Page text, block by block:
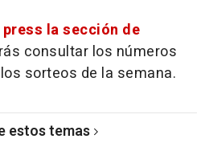
la sección de
consultar los números
sorteos de la semana.
estos temas